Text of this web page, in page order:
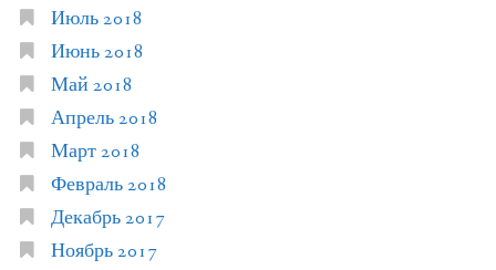
Июль 2018
Июнь 2018
Май 2018
Апрель 2018
Март 2018
Февраль 2018
Декабрь 2017
Ноябрь 2017